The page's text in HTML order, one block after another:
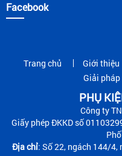
Facebook
Trang chủ Giới thiệu
Giải pháp
PHỤ
Công ty
Giấy phép ĐKKD số
Địa chỉ: Số 22, ngách 144/4,